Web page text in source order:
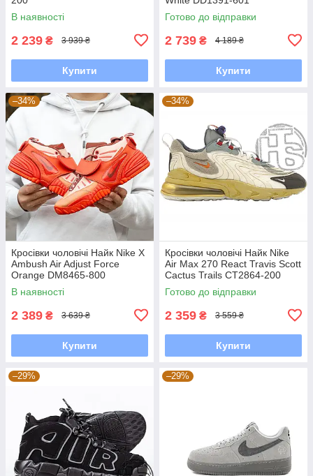
В наявності
2 239 ₴ 3 939 ₴
Купити
Готово до відправки
2 739 ₴ 4 189 ₴
Купити
–34%
Кросівки чоловічі Найк Nike X
Ambush Air Adjust Force
Orange DM8465-800
В наявності
2 389 ₴ 3 639 ₴
Купити
–34%
Кросівки чоловічі Найк Nike
Air Max 270 React Travis Scott
Cactus Trails CT2864-200
Готово до відправки
2 359 ₴ 3 559 ₴
Купити
–29% –29%